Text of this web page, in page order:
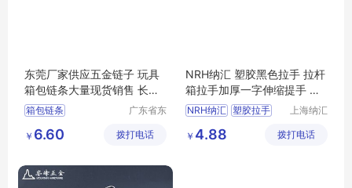
东莞厂家供应五金链子 玩具
箱包链条大量现货销售 长短
定做
箱包链条
广东省东
镇锦厦社
￥ 6.60 拨打电话
NRH纳汇 塑胶黑色拉手 拉杆
箱拉手加厚一字伸缩提手 旅
行箱箱包配件
NRH纳汇 塑胶拉手
加厚一字伸缩提手
上海纳汇
有限公司
￥ 4.88 拨打电话